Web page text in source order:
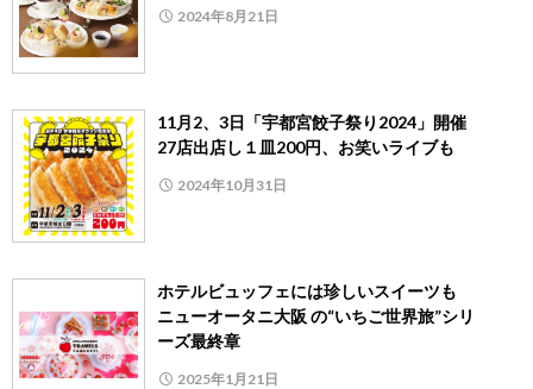
2024年8月21日
11月2、3日「宇都宮餃子祭り2024」開催
27店出店し１皿200円、お笑いライブも
2024年10月31日
ホテルビュッフェには珍しいスイーツも
ニューオータニ大阪 の“いちご世界旅”シリ
ーズ最終章
2025年1月21日